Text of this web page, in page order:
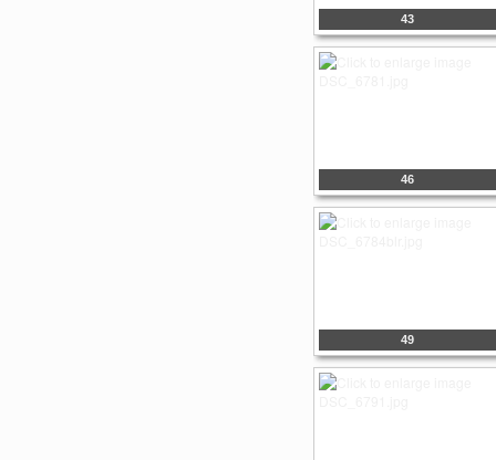
43
46
49